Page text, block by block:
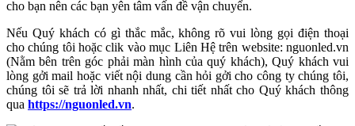
cho bạn nên các bạn yên tâm vấn đề vận chuyển.
Nếu Quý khách có gì thắc mắc, không rõ vui lòng gọi điện thoại
cho chúng tôi hoặc clik vào mục Liên Hệ trên website: nguonled.vn
(Nằm bên trên góc phải màn hình của quý khách), Quý khách vui
lòng gởi mail hoặc viết nội dung cần hỏi gởi cho công ty chúng tôi,
chúng tôi sẽ trả lời nhanh nhất, chi tiết nhất cho Quý khách thông
qua https://nguonled.vn.